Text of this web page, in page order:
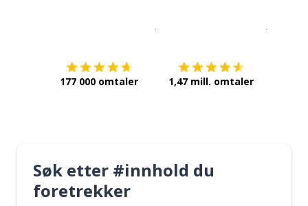
177 000 omtaler 1,47 mill. omtaler
Søk etter #innhold du
foretrekker